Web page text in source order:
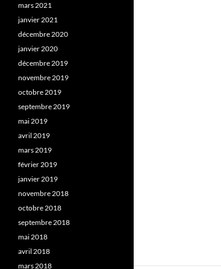
mars 2021
janvier 2021
décembre 2020
janvier 2020
décembre 2019
novembre 2019
octobre 2019
septembre 2019
mai 2019
avril 2019
mars 2019
février 2019
janvier 2019
novembre 2018
octobre 2018
septembre 2018
mai 2018
avril 2018
mars 2018